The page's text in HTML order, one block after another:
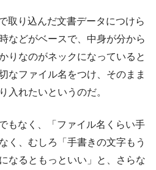
取り込んだ文書データにつけら
などがベースで、中身が分から
りなのがネックになっていると
なファイル名をつけ、そのまま
入れたいというのだ。
もなく、「ファイル名くらい手
く、むしろ「手書きの文字もう
なるともっといい」と、さらな